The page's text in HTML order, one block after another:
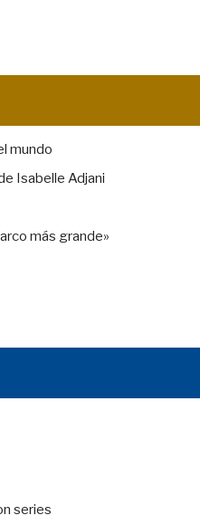
mundo
Isabelle Adjani
más grande»
series